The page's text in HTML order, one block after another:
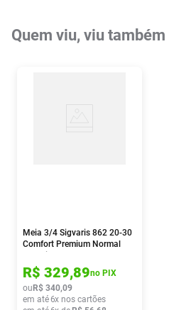
Quem viu, viu também
Meia 3/4 Sigvaris 862 20-30
Comfort Premium Normal
1 Par
R$ 329,89no PIX
ou R$ 340,09
em até6x nos cartões